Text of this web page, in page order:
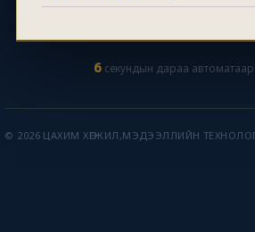
6 секундын дараа
© 2026 ЦАХИМ ХӨГЖИЛ,МЭДЭЭЛЛИЙН